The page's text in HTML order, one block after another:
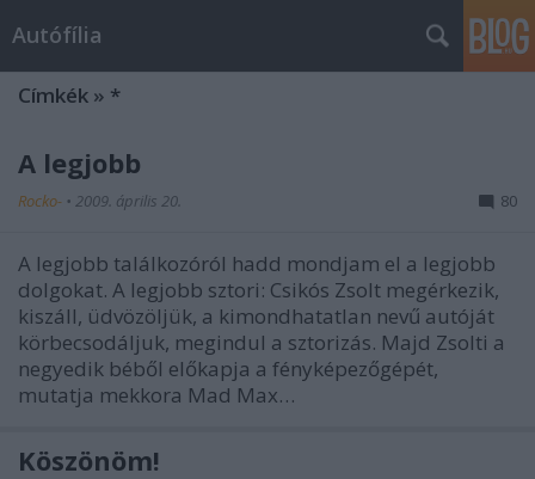
Autófília
Címkék » *
A legjobb
Rocko- • 2009. április 20. 80
A legjobb találkozóról hadd mondjam el a legjobb
dolgokat. A legjobb sztori: Csikós Zsolt megérkezik,
kiszáll, üdvözöljük, a kimondhatatlan nevű autóját
körbecsodáljuk, megindul a sztorizás. Majd Zsolti a
negyedik béből előkapja a fényképezőgépét,
mutatja mekkora Mad Max…
Köszönöm!